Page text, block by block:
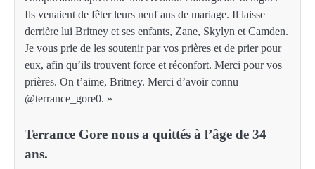
Ils venaient de fêter leurs neuf ans de mariage. Il laisse
derrière lui Britney et ses enfants, Zane, Skylyn et Camden.
Je vous prie de les soutenir par vos prières et de prier pour
eux, afin qu’ils trouvent force et réconfort. Merci pour vos
prières. On t’aime, Britney. Merci d’avoir connu
@terrance_gore0. »
Terrance Gore nous a quittés à l’âge de 34
ans.